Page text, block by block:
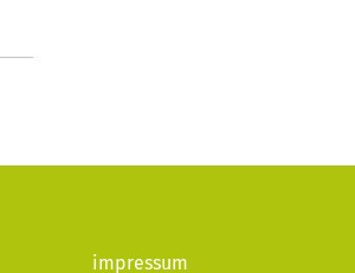
impressum